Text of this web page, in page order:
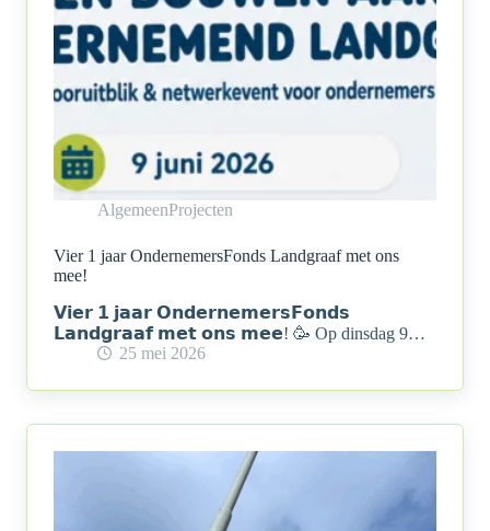
AlgemeenProjecten
Vier 1 jaar OndernemersFonds Landgraaf met ons
mee!
𝗩𝗶𝗲𝗿 𝟭 𝗷𝗮𝗮𝗿 𝗢𝗻𝗱𝗲𝗿𝗻𝗲𝗺𝗲𝗿𝘀𝗙𝗼𝗻𝗱𝘀
𝗟𝗮𝗻𝗱𝗴𝗿𝗮𝗮𝗳 𝗺𝗲𝘁 𝗼𝗻𝘀 𝗺𝗲𝗲! 🥳 Op dinsdag 9…
25 mei 2026